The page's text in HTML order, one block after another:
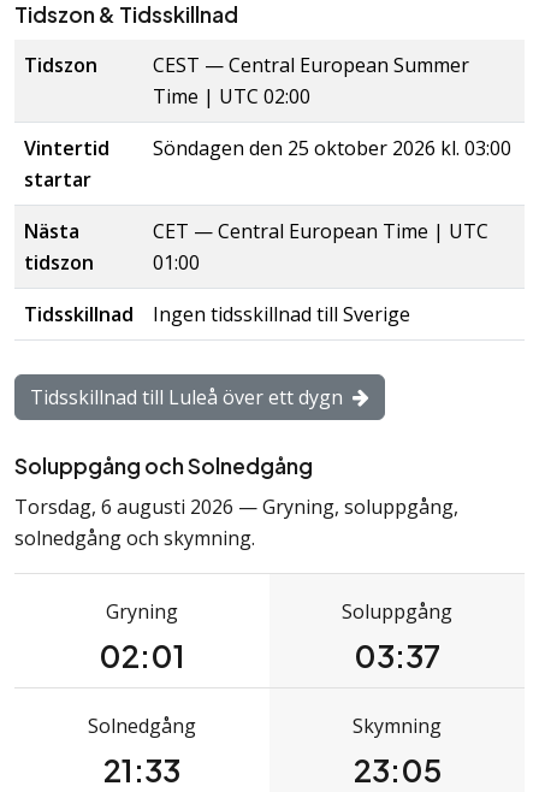
Tidszon & Tidsskillnad
Tidszon
CEST —Central European Summer
Time | UTC 02:00
Vintertid
startar
Söndagen den 25 oktober 2026 kl. 03:00
Nästa
tidszon
CET —Central European Time | UTC
01:00
Tidsskillnad
Ingen tidsskillnad till Sverige
Tidsskillnad till Luleå över ett dygn
Soluppgång och Solnedgång
Torsdag, 6 augusti 2026 — Gryning, soluppgång,
solnedgång och skymning.
Gryning
02:01
Soluppgång
03:37
Solnedgång
21:33
Skymning
23:05